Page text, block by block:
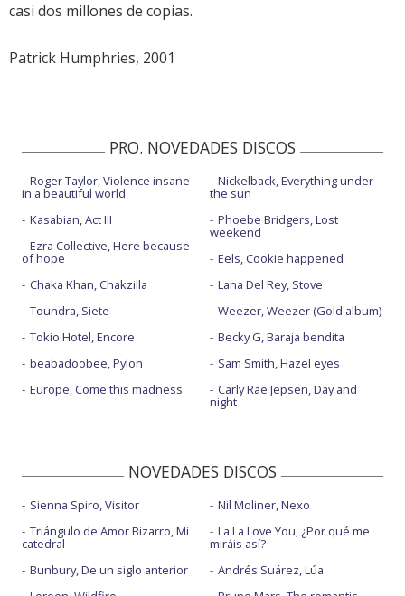
casi dos millones de copias.
Patrick Humphries, 2001
PRO. NOVEDADES DISCOS
Roger Taylor, Violence insane
in a beautiful world
Kasabian, Act III
Ezra Collective, Here because
of hope
Chaka Khan, Chakzilla
Toundra, Siete
Tokio Hotel, Encore
beabadoobee, Pylon
Europe, Come this madness
Nickelback, Everything under
the sun
Phoebe Bridgers, Lost
weekend
Eels, Cookie happened
Lana Del Rey, Stove
Weezer, Weezer (Gold album)
Becky G, Baraja bendita
Sam Smith, Hazel eyes
Carly Rae Jepsen, Day and
night
NOVEDADES DISCOS
Sienna Spiro, Visitor
Triángulo de Amor Bizarro, Mi
catedral
Bunbury, De un siglo anterior
Nil Moliner, Nexo
La La Love You, ¿Por qué me
miráis así?
Andrés Suárez, Lúa